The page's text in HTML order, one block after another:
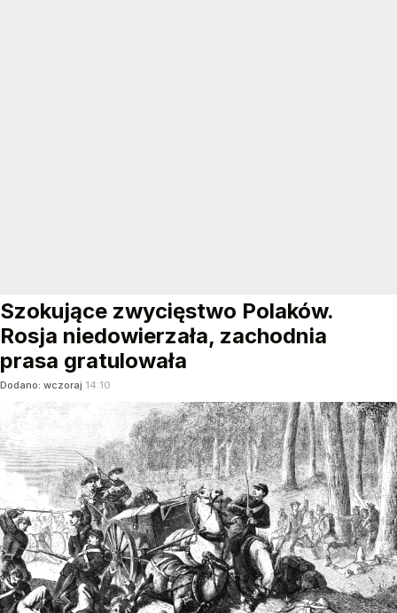
Szokujące zwycięstwo Polaków.
Rosja niedowierzała, zachodnia
prasa gratulowała
Dodano: wczoraj 14:10